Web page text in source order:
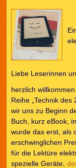
Liebe Leserinnen
herzlich
Reihe „Technik
wir uns zu Beginn
Buch, kurz eBook,
wurde das erst, als
erschwinglichen
für die Lektüre
spezielle Geräte,